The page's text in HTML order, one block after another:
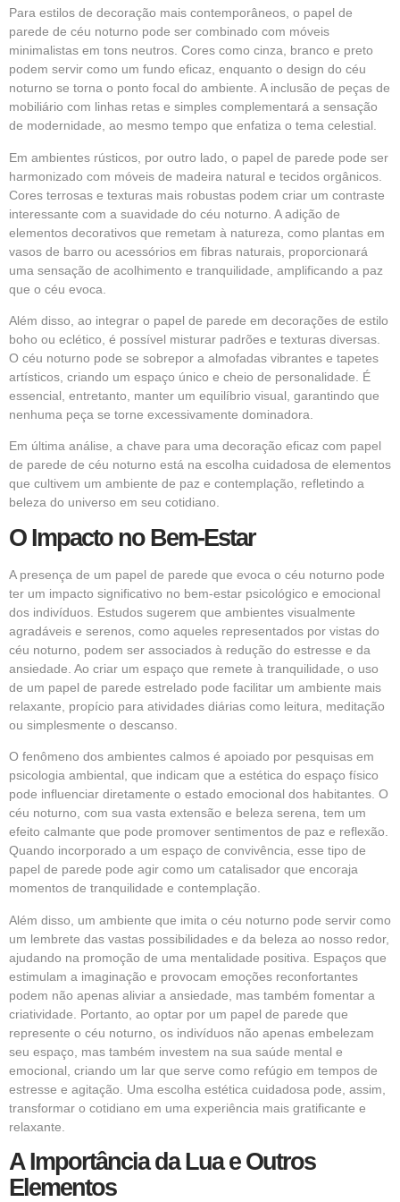
Para estilos de decoração mais contemporâneos, o papel de
parede de céu noturno pode ser combinado com móveis
minimalistas em tons neutros. Cores como cinza, branco e preto
podem servir como um fundo eficaz, enquanto o design do céu
noturno se torna o ponto focal do ambiente. A inclusão de peças de
mobiliário com linhas retas e simples complementará a sensação
de modernidade, ao mesmo tempo que enfatiza o tema celestial.
Em ambientes rústicos, por outro lado, o papel de parede pode ser
harmonizado com móveis de madeira natural e tecidos orgânicos.
Cores terrosas e texturas mais robustas podem criar um contraste
interessante com a suavidade do céu noturno. A adição de
elementos decorativos que remetam à natureza, como plantas em
vasos de barro ou acessórios em fibras naturais, proporcionará
uma sensação de acolhimento e tranquilidade, amplificando a paz
que o céu evoca.
Além disso, ao integrar o papel de parede em decorações de estilo
boho ou eclético, é possível misturar padrões e texturas diversas.
O céu noturno pode se sobrepor a almofadas vibrantes e tapetes
artísticos, criando um espaço único e cheio de personalidade. É
essencial, entretanto, manter um equilíbrio visual, garantindo que
nenhuma peça se torne excessivamente dominadora.
Em última análise, a chave para uma decoração eficaz com papel
de parede de céu noturno está na escolha cuidadosa de elementos
que cultivem um ambiente de paz e contemplação, refletindo a
beleza do universo em seu cotidiano.
O Impacto no Bem-Estar
A presença de um papel de parede que evoca o céu noturno pode
ter um impacto significativo no bem-estar psicológico e emocional
dos indivíduos. Estudos sugerem que ambientes visualmente
agradáveis e serenos, como aqueles representados por vistas do
céu noturno, podem ser associados à redução do estresse e da
ansiedade. Ao criar um espaço que remete à tranquilidade, o uso
de um papel de parede estrelado pode facilitar um ambiente mais
relaxante, propício para atividades diárias como leitura, meditação
ou simplesmente o descanso.
O fenômeno dos ambientes calmos é apoiado por pesquisas em
psicologia ambiental, que indicam que a estética do espaço físico
pode influenciar diretamente o estado emocional dos habitantes. O
céu noturno, com sua vasta extensão e beleza serena, tem um
efeito calmante que pode promover sentimentos de paz e reflexão.
Quando incorporado a um espaço de convivência, esse tipo de
papel de parede pode agir como um catalisador que encoraja
momentos de tranquilidade e contemplação.
Além disso, um ambiente que imita o céu noturno pode servir como
um lembrete das vastas possibilidades e da beleza ao nosso redor,
ajudando na promoção de uma mentalidade positiva. Espaços que
estimulam a imaginação e provocam emoções reconfortantes
podem não apenas aliviar a ansiedade, mas também fomentar a
criatividade. Portanto, ao optar por um papel de parede que
represente o céu noturno, os indivíduos não apenas embelezam
seu espaço, mas também investem na sua saúde mental e
emocional, criando um lar que serve como refúgio em tempos de
estresse e agitação. Uma escolha estética cuidadosa pode, assim,
transformar o cotidiano em uma experiência mais gratificante e
relaxante.
A Importância da Lua e Outros
Elementos